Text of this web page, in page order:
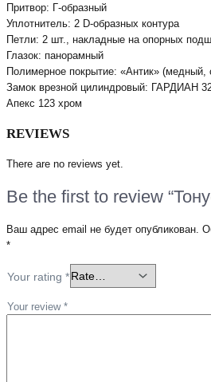
Притвор: Г-образный
Уплотнитель: 2 D-образных контура
Петли: 2 шт., накладные на опорных
Глазок: панорамный
Полимерное покрытие: «Антик» (медный,
Замок врезной цилиндровый: ГАРДИАН
Апекс 123 хром
REVIEWS
There are no reviews yet.
Be the first to review
Ваш адрес email не будет опубликован.
*
Your rating *
Your review *